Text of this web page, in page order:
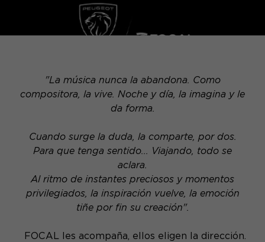
"La música nunca la abandona. Como
compositora, la vive. Noche y día, la imagina y le
da forma.
Cuando surge la duda, la comparte, por dos.
Para que tenga sentido... Viajando, todo se
aclara.
Al ritmo de instantes preciosos y momentos
privilegiados, la inspiración vuelve, la emoción
tiñe por fin su creación".
FOCAL les acompaña, ellos eligen la dirección.